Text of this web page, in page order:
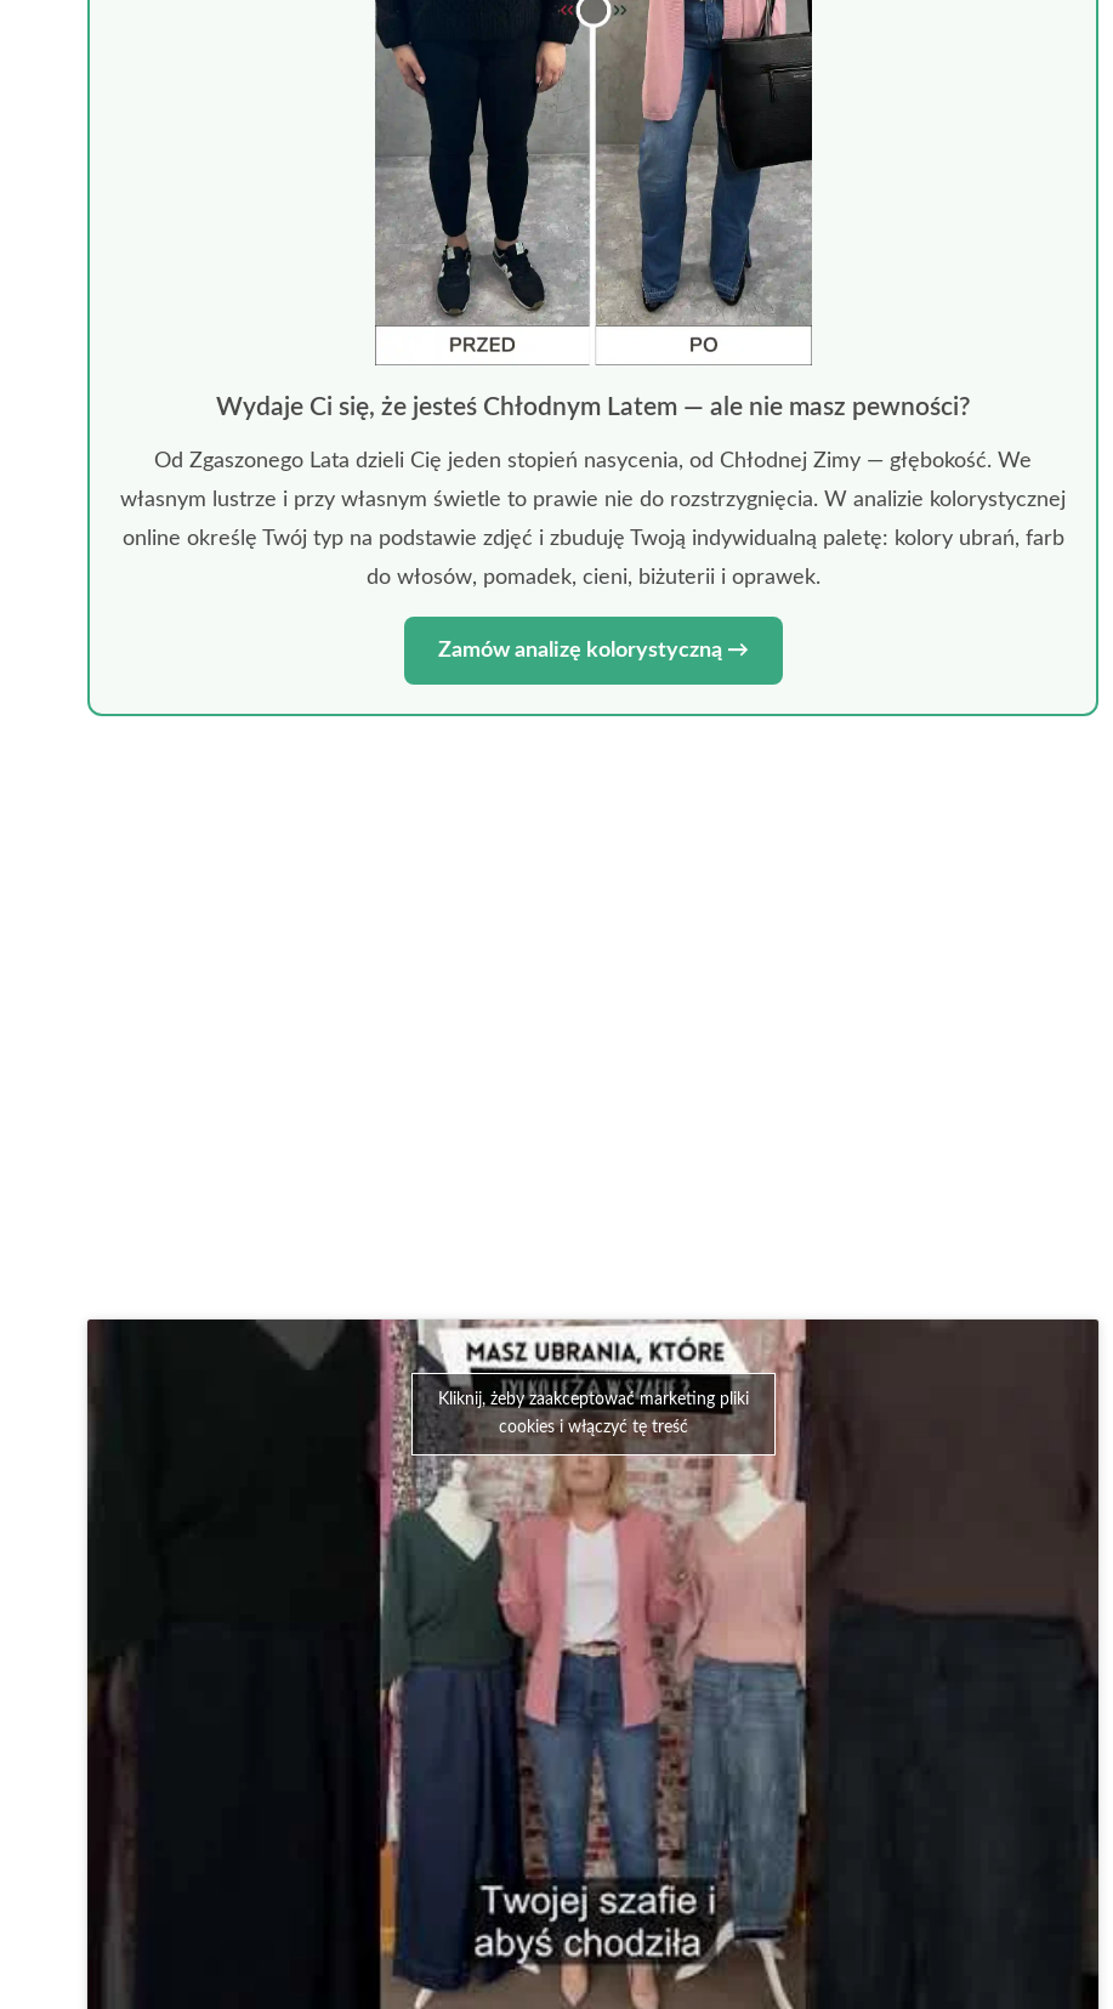
Wydaje Ci się, że jesteś Chłodnym Latem — ale nie masz pewności?
Od Zgaszonego Lata dzieli Cię jeden stopień nasycenia, od Chłodnej Zimy — głębokość. We
własnym lustrze i przy własnym świetle to prawie nie do rozstrzygnięcia. W analizie kolorystycznej
online określę Twój typ na podstawie zdjęć i zbuduję Twoją indywidualną paletę: kolory ubrań, farb
do włosów, pomadek, cieni, biżuterii i oprawek.
Zamów analizę kolorystyczną →
Kliknij, żeby zaakceptować marketing pliki
cookies i włączyć tę treść